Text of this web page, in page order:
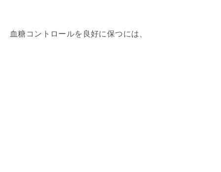
血糖コントロールを良好に保つには、